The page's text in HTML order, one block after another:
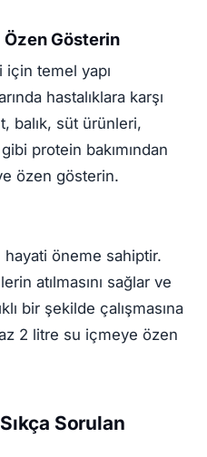
Özen Gösterin
için temel yapı
hastalıklara karşı
balık, süt ürünleri,
protein bakımından
özen gösterin.
hayati öneme sahiptir.
atılmasını sağlar ve
bir şekilde çalışmasına
2 litre su içmeye özen
Sıkça Sorulan